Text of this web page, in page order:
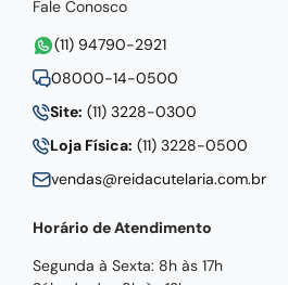
Fale Conosco
(11) 94790-2921
08000-14-0500
Site: (11) 3228-0300
Loja Física: (11) 3228-0500
vendas@reidacutelaria.com.br
Horário de Atendimento
Segunda à Sexta: 8h às 17h